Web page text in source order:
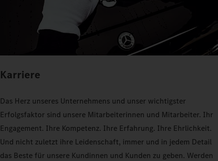
Karriere
Das Herz unseres Unternehmens und unser wichtigster
Erfolgsfaktor sind unsere Mitarbeiterinnen und Mitarbeiter. Ihr
Engagement. Ihre Kompetenz. Ihre Erfahrung. Ihre Ehrlichkeit.
Und nicht zuletzt ihre Leidenschaft, immer und in jedem Detail
das Beste für unsere Kundinnen und Kunden zu geben. Werden